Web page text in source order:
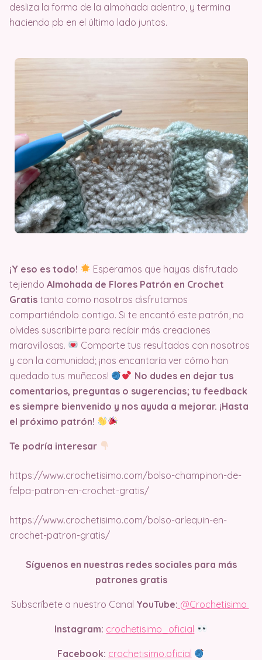
desliza la forma de la almohada adentro, y termina
haciendo pb en el último lado juntos.
¡Y eso es todo!
Esperamos que hayas disfrutado
tejiendo Almohada de Flores Patrón en Crochet
Gratis tanto como nosotros disfrutamos
compartiéndolo contigo. Si te encantó este patrón, no
olvides suscribirte para recibir más creaciones
maravillosas.
Comparte tus resultados con nosotros
y con la comunidad; ¡nos encantaría ver cómo han
quedado tus muñecos!
No dudes en dejar tus
comentarios, preguntas o sugerencias; tu feedback
es siempre bienvenido y nos ayuda a mejorar. ¡Hasta
el próximo patrón!
Te podría interesar
https://www.crochetisimo.com/bolso-champinon-de-
felpa-patron-en-crochet-gratis/
https://www.crochetisimo.com/bolso-arlequin-en-
crochet-patron-gratis/
Síguenos en nuestras redes sociales para más
patrones gratis
Subscríbete a nuestro Canal YouTube: @Crochetisimo
Instagram: crochetisimo_oficial
Facebook: crochetisimo.oficial